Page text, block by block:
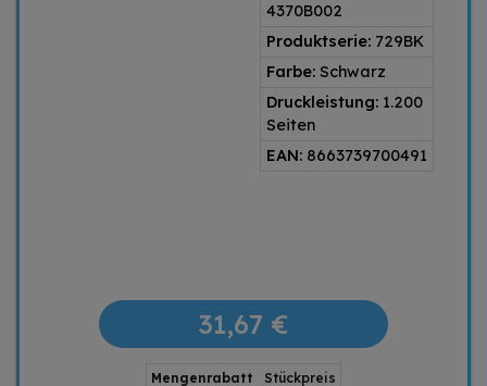
4370B002
Produktserie: 729BK
Farbe: Schwarz
Druckleistung: 1.200
Seiten
EAN: 8663739700491
31,67 €
Mengenrabatt
Stückpreis